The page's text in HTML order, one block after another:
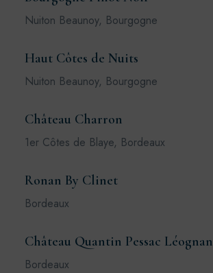
Nuiton Beaunoy, Bourgogne
Haut Côtes de Nuits
Nuiton Beaunoy, Bourgogne
Château Charron
1er Côtes de Blaye, Bordeaux
Ronan By Clinet
Bordeaux
Château Quantin Pessac Léognan
Bordeaux